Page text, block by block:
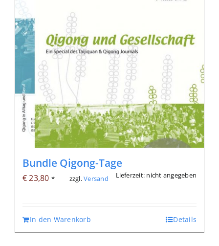
Bundle Qigong-Tage
€23,80 * zzgl.Versand Lieferzeit: nicht angegeben
In den Warenkorb Details